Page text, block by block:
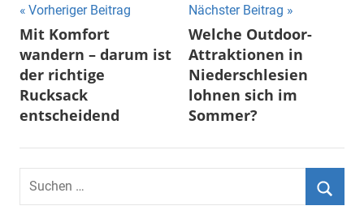
Beitragsnavigation
Vorheriger Beitrag
Mit Komfort
wandern – darum ist
der richtige
Rucksack
entscheidend
Nächster Beitrag
Welche Outdoor-
Attraktionen in
Niederschlesien
lohnen sich im
Sommer?
Suchen
nach: